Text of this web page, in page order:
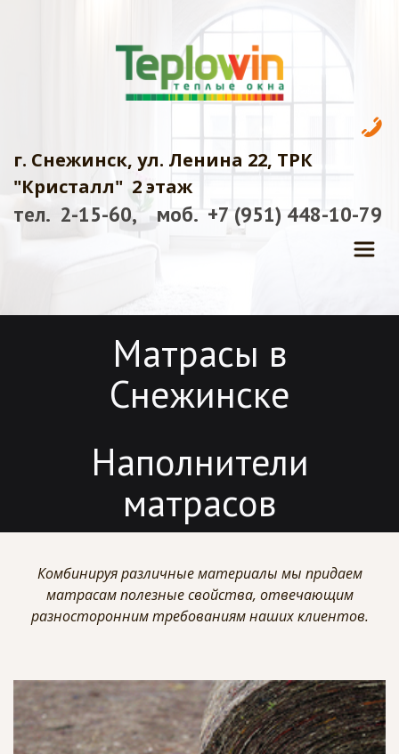
г. Снежинск, ул. Ленина 22, ТРК
"Кристалл"  2 этаж
тел.  2-15-60,    моб.  +7 (951) 448-10-79
Матрасы в
Снежинске
Наполнители
матрасов
Комбинируя различные материалы мы придаем
матрасам полезные свойства, отвечающим
разносторонним требованиям наших клиентов.